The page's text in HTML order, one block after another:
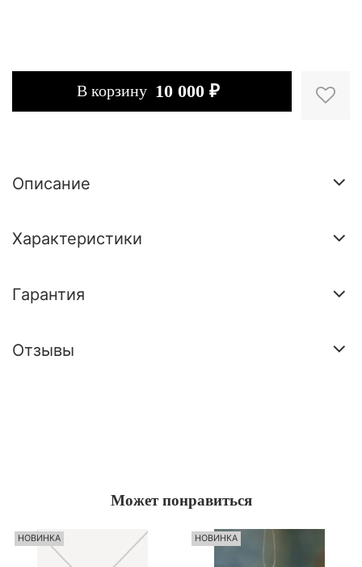
В корзину 10 000 ₽
Описание
Характеристики
Гарантия
Отзывы
Может понравиться
НОВИНКА НОВИНКА